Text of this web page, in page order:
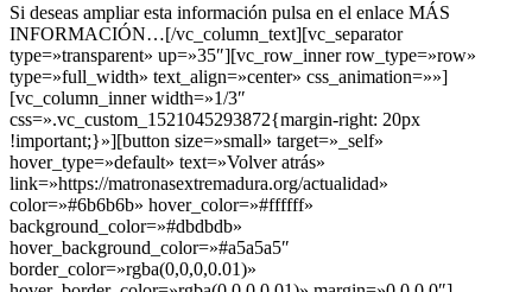
Si deseas ampliar esta información pulsa en el enlace MÁS
INFORMACIÓN…[/vc_column_text][vc_separator
type=»transparent» up=»35″][vc_row_inner row_type=»row»
type=»full_width» text_align=»center» css_animation=»»]
[vc_column_inner width=»1/3″
css=».vc_custom_1521045293872{margin-right: 20px
!important;}»][button size=»small» target=»_self»
hover_type=»default» text=»Volver atrás»
link=»https://matronasextremadura.org/actualidad»
color=»#6b6b6b» hover_color=»#ffffff»
background_color=»#dbdbdb»
hover_background_color=»#a5a5a5″
border_color=»rgba(0,0,0,0.01)»